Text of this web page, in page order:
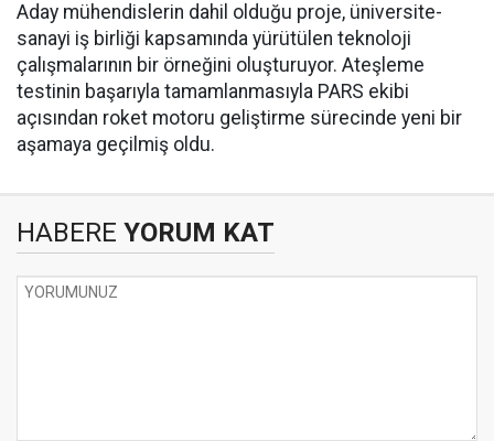
Aday mühendislerin dahil olduğu proje, üniversite-
sanayi iş birliği kapsamında yürütülen teknoloji
çalışmalarının bir örneğini oluşturuyor. Ateşleme
testinin başarıyla tamamlanmasıyla PARS ekibi
açısından roket motoru geliştirme sürecinde yeni bir
aşamaya geçilmiş oldu.
HABERE YORUM KAT